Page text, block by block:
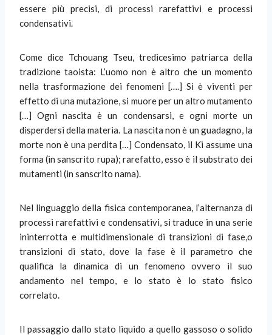
essere più precisi, di processi rarefattivi e processi
condensativi.
Come dice Tchouang Tseu, tredicesimo patriarca della
tradizione taoista: L’uomo non è altro che un momento
nella trasformazione dei fenomeni [….] Si è viventi per
effetto di una mutazione, si muore per un altro mutamento
[…] Ogni nascita è un condensarsi, e ogni morte un
disperdersi della materia. La nascita non è un guadagno, la
morte non è una perdita […] Condensato, il Ki assume una
forma (in sanscrito rupa); rarefatto, esso è il substrato dei
mutamenti (in sanscrito nama).
Nel linguaggio della fisica contemporanea, l’alternanza di
processi rarefattivi e condensativi, si traduce in una serie
ininterrotta e multidimensionale di transizioni di fase,o
transizioni di stato, dove la fase è il parametro che
qualifica la dinamica di un fenomeno ovvero il suo
andamento nel tempo, e lo stato è lo stato fisico
correlato.
Il passaggio dallo stato liquido a quello gassoso o solido